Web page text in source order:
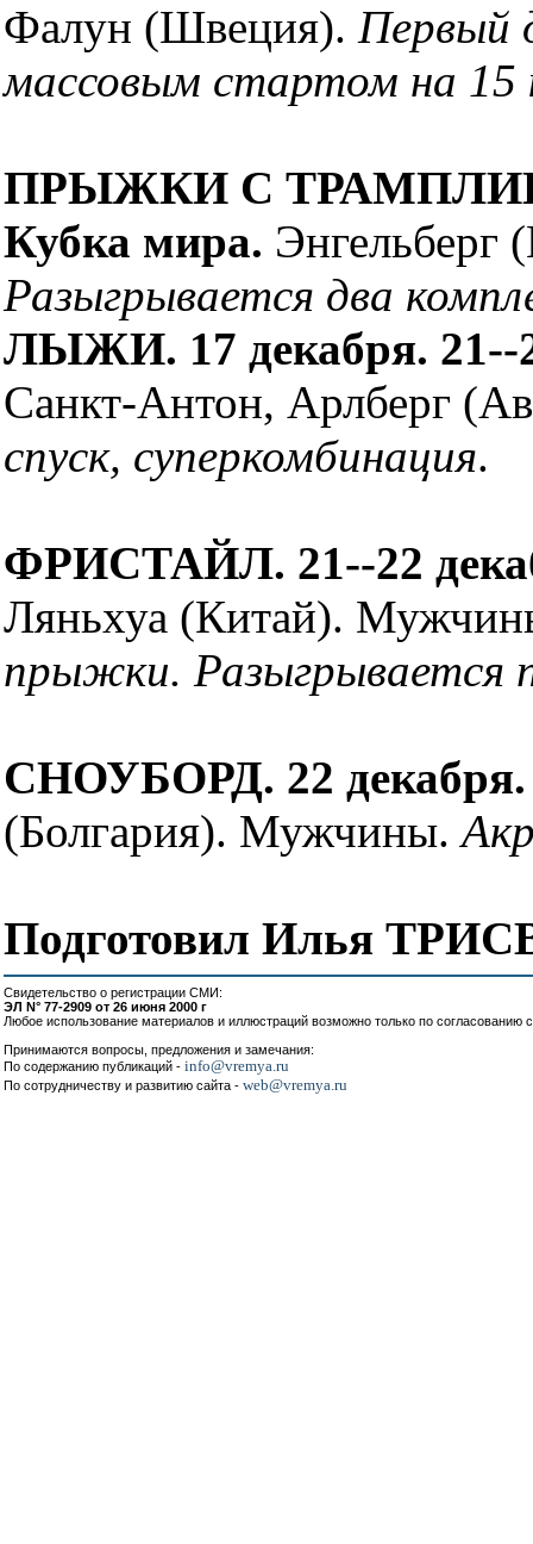
Фалун (Швеция). Первый
массовым стартом на
ПРЫЖКИ С
Кубка мира.
Разыгрывается два
ЛЫЖИ. 17 декабря. 21--
Санкт-Антон, Арлберг
спуск, суперкомбинация.
ФРИСТАЙЛ. 21--22
Ляньхуа (Китай).
прыжки. Разыгрывается
СНОУБОРД. 22 декабря.
(Болгария). Мужчины.
Подготовил Илья
Свидетельство о регистрации СМИ:
ЭЛ N° 77-2909 от 26 июня 2000 г
Любое использование материалов и иллюстраций возможно только по согласованию
Принимаются вопросы, предложения и замечания:
По содержанию публикаций - info@vremya.ru
По сотрудничеству и развитию сайта - web@vremya.ru